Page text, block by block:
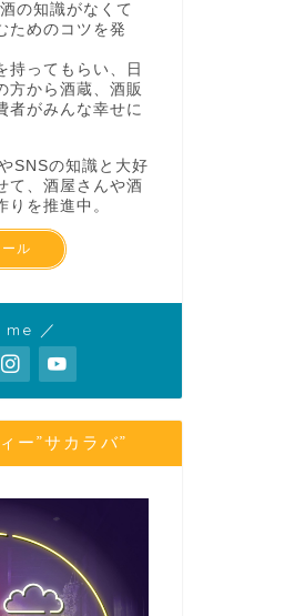
の知識がなくて
ためのコツを発
持ってもらい、日
方から酒蔵、酒販
者がみんな幸せに
SNSの知識と大好
て、酒屋さんや酒
を推進中。
ル
／
ー”サカラバ”